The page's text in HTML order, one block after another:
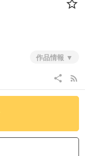
作品情報
share rss_feed